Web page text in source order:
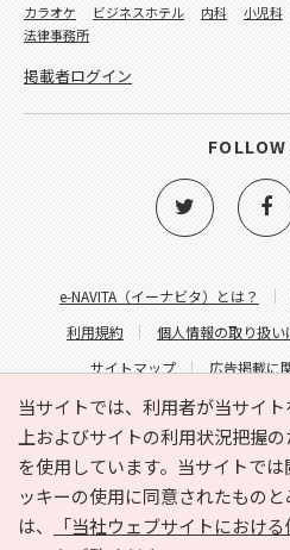
当サイトでは、利用者が当サイ
上およびサイトの利用状況把握
を使用しています。当サイトで
ッキーの使用に同意されたもの
は、
「当社ウェブサイトにおけ
e-NAVITA（イーナビタ）とは？
利用規約
個人情報の取り扱い
サイトマップ
広告掲載に
サイトの内容に関す
カラオケ
ビジネスホテル 内科 小児科
法律事務所
掲載者ログイン